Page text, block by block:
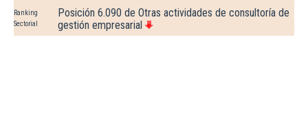
Ranking
Sectorial
Posición 6.090 de Otras actividades de consultoría de
gestión empresarial